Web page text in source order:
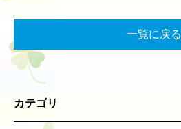
一覧に戻る
カテゴリ